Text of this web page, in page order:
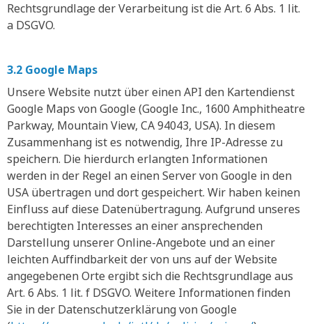
Rechtsgrundlage der Verarbeitung ist die Art. 6 Abs. 1 lit.
a DSGVO.
3.2 Google Maps
Unsere Website nutzt über einen API den Kartendienst
Google Maps von Google (Google Inc., 1600 Amphitheatre
Parkway, Mountain View, CA 94043, USA). In diesem
Zusammenhang ist es notwendig, Ihre IP-Adresse zu
speichern. Die hierdurch erlangten Informationen
werden in der Regel an einen Server von Google in den
USA übertragen und dort gespeichert. Wir haben keinen
Einfluss auf diese Datenübertragung. Aufgrund unseres
berechtigten Interesses an einer ansprechenden
Darstellung unserer Online-Angebote und an einer
leichten Auffindbarkeit der von uns auf der Website
angegebenen Orte ergibt sich die Rechtsgrundlage aus
Art. 6 Abs. 1 lit. f DSGVO. Weitere Informationen finden
Sie in der Datenschutzerklärung von Google